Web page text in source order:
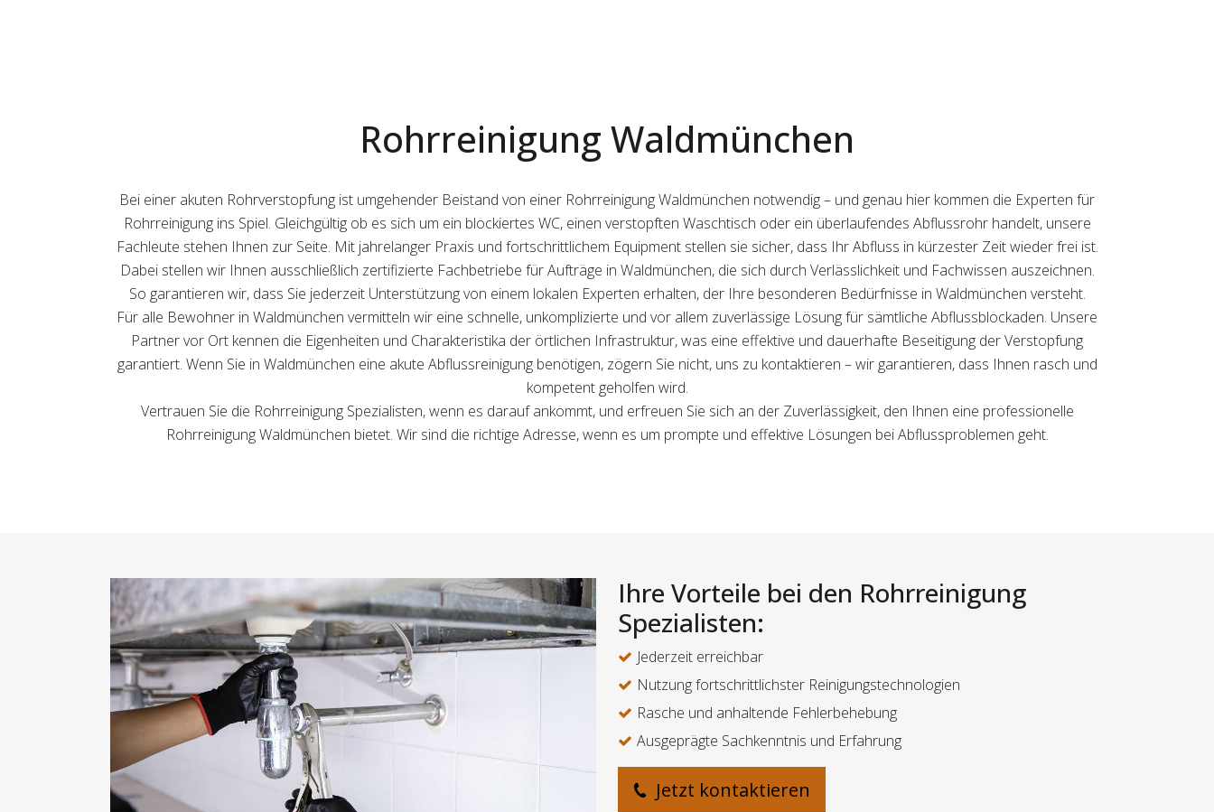
Rohrreinigung Waldmünchen
Bei einer akuten Rohrverstopfung ist umgehender Beistand von einer Rohrreinigung Waldmünchen notwendig – und genau hier kommen die Experten für
Rohrreinigung ins Spiel. Gleichgültig ob es sich um ein blockiertes WC, einen verstopften Waschtisch oder ein überlaufendes Abflussrohr handelt, unsere
Fachleute stehen Ihnen zur Seite. Mit jahrelanger Praxis und fortschrittlichem Equipment stellen sie sicher, dass Ihr Abfluss in kürzester Zeit wieder frei ist.
Dabei stellen wir Ihnen ausschließlich zertifizierte Fachbetriebe für Aufträge in Waldmünchen, die sich durch Verlässlichkeit und Fachwissen auszeichnen.
So garantieren wir, dass Sie jederzeit Unterstützung von einem lokalen Experten erhalten, der Ihre besonderen Bedürfnisse in Waldmünchen versteht.
Für alle Bewohner in Waldmünchen vermitteln wir eine schnelle, unkomplizierte und vor allem zuverlässige Lösung für sämtliche Abflussblockaden. Unsere
Partner vor Ort kennen die Eigenheiten und Charakteristika der örtlichen Infrastruktur, was eine effektive und dauerhafte Beseitigung der Verstopfung
garantiert. Wenn Sie in Waldmünchen eine akute Abflussreinigung benötigen, zögern Sie nicht, uns zu kontaktieren – wir garantieren, dass Ihnen rasch und
kompetent geholfen wird.
Vertrauen Sie die Rohrreinigung Spezialisten, wenn es darauf ankommt, und erfreuen Sie sich an der Zuverlässigkeit, den Ihnen eine professionelle
Rohrreinigung Waldmünchen bietet. Wir sind die richtige Adresse, wenn es um prompte und effektive Lösungen bei Abflussproblemen geht.
Ihre Vorteile bei den Rohrreinigung
Spezialisten:
Jederzeit erreichbar
Nutzung fortschrittlichster Reinigungstechnologien
Rasche und anhaltende Fehlerbehebung
Ausgeprägte Sachkenntnis und Erfahrung
Jetzt kontaktieren